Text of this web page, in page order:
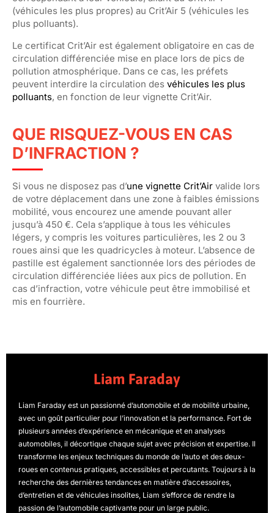
(véhicules les plus propres) au Crit’Air 5 (véhicules les
plus polluants).
Le certificat Crit’Air est également obligatoire en cas de
circulation différenciée mise en place lors de pics de
pollution atmosphérique. Dans ce cas, les préfets
peuvent interdire la circulation des véhicules les plus
polluants, en fonction de leur vignette Crit’Air.
QUE RISQUEZ-VOUS EN CAS
D’INFRACTION ?
Si vous ne disposez pas d’une vignette Crit’Air valide lors
de votre déplacement dans une zone à faibles émissions
mobilité, vous encourez une amende pouvant aller
jusqu’à 450 €. Cela s’applique à tous les véhicules
légers, y compris les voitures particulières, les 2 ou 3
roues ainsi que les quadricycles à moteur. L’absence de
pastille est également sanctionnée lors des périodes de
circulation différenciée liées aux pics de pollution. En
cas d’infraction, votre véhicule peut être immobilisé et
mis en fourrière.
Liam Faraday
Liam Faraday est un passionné d’automobile et de mobilité urbaine,
avec un goût particulier pour l’innovation et la performance. Fort de
plusieurs années d’expérience en mécanique et en analyses
automobiles, il décortique chaque sujet avec précision et expertise. Il
transforme les enjeux techniques du monde de l’auto et des deux-
roues en contenus pratiques, accessibles et percutants. Toujours à la
recherche des dernières tendances en matière d’accessoires,
d’entretien et de véhicules insolites, Liam s’efforce de rendre la
passion de l’automobile captivante pour un large public.